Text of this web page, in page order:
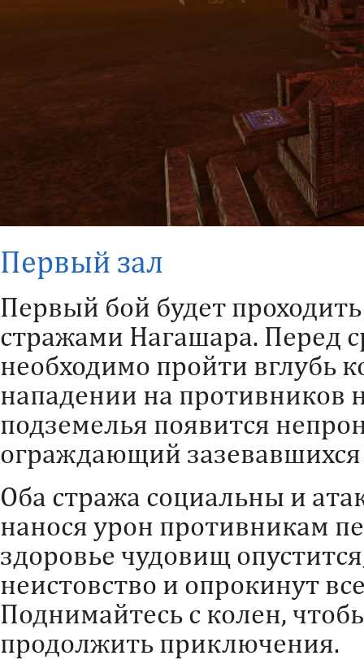
Первый зал
Первый бой будет
стражами Нагашара. Перед
необходимо пройти вглубь
нападении на противников
подземелья появится
ограждающий
Оба стража социальны и
нанося урон противникам
здоровье чудовищ
неистовство и опрокинут
Поднимайтесь с колен,
продолжить приключения.